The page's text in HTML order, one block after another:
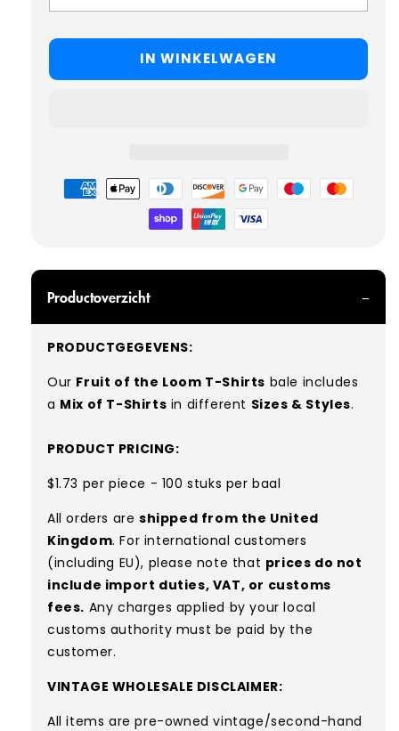
IN WINKELWAGEN
Betaalmethoden
Productoverzicht
PRODUCTGEGEVENS:
Our Fruit of the Loom T-Shirts bale includes
a Mix of T-Shirts in different Sizes & Styles.
PRODUCT PRICING:
$1.73 per piece - 100 stuks per baal
All orders are shipped from the United
Kingdom. For international customers
(including EU), please note that prices do not
include import duties, VAT, or customs
fees. Any charges applied by your local
customs authority must be paid by the
customer.
VINTAGE WHOLESALE DISCLAIMER:
All items are pre-owned vintage/second-hand